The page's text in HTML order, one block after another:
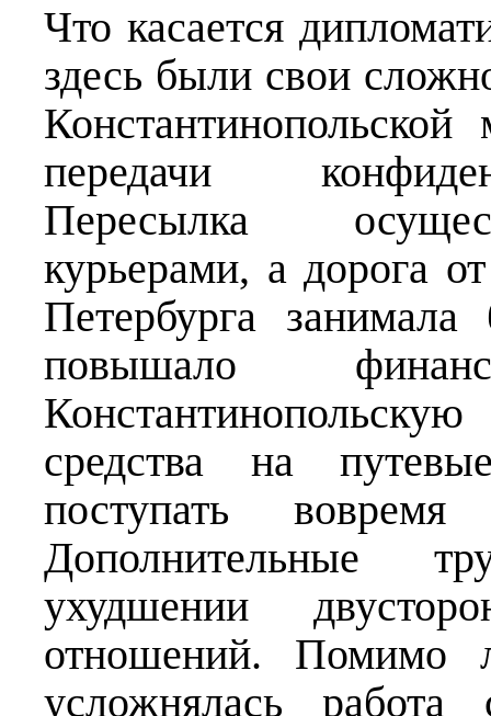
Что касается
здесь были свои
передачи
Пересылка
курьерами, а дорога
Петербурга
повышало
средства на
поступать
Дополнительные
ухудшении
отношений. Помимо
усложнялась